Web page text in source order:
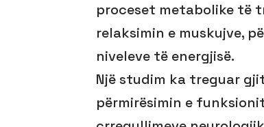
proceset metabolike të
relaksimin e muskujve,
niveleve të energjisë.
Një studim ka treguar
përmirësimin e